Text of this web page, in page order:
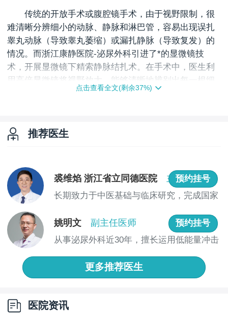
传统的开放手术或腹腔镜手术，由于视野限制，很
难清晰分辨细小的动脉、静脉和淋巴管，容易出现误扎
睾丸动脉（导致睾丸萎缩）或漏扎静脉（导致复发）的
情况。而浙江康静医院-泌尿外科引进了*的显微镜技
术，开展显微镜下精索静脉结扎术。在手术中，医生利
用高倍显微镜将视野放大，能够清晰地辨别出每一根细
的静脉，同时完好无损地保留睾丸动脉和淋巴管。这种
术式不仅创伤小、恢复快，更重要的是极大地降低了术
的生育能力和性功能。对于追求高品质医疗服务的杭州
男性来说，显微外科技术无疑是治疗精索静脉曲张的“金
标准”。
上一页 无
点击查看全文(剩余37%)
推荐医生
裘维焰 浙江省立同德医院 主任医师
预约挂号
长期致力于中医基础与临床研究，完成国家
姚明文 副主任医师
预约挂号
从事泌尿外科近30年，擅长运用低能量冲击
更多推荐医生
医院资讯